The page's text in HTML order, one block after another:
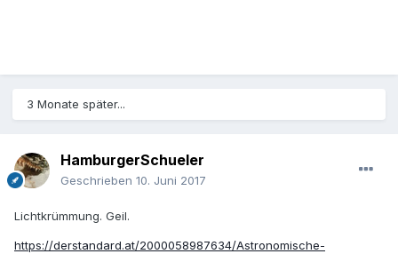
3 Monate später...
HamburgerSchueler
Geschrieben 10. Juni 2017
Lichtkrümmung. Geil.
https://derstandard.at/2000058987634/Astronomische-